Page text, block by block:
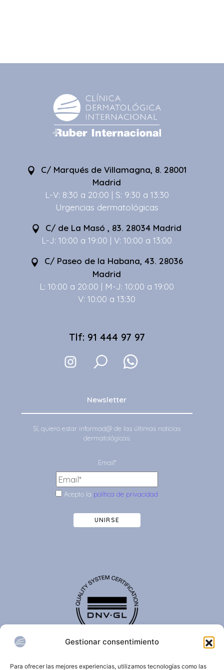
Gestionar consentimiento
Para ofrecer las mejores experiencias, utilizamos tecnologías como las
C/ Marqués de Villamagna, 8. 28001
Madrid
L-V: 8:30 a 20:00 | S: 9:30 a 13:30
Urgencias dermatológicas
C/ de La Masó , 83. 28034 Madrid
L-J: 10:00 a 19:00 | V: 10:00 a 13:00
C/ Paseo de la Habana, 43. 28036
Madrid
L: 10:00 a 20:00 | M-J: 10:00 a 19:00
V: 10:00 a 13:30
Tlf: 91 444 97 97
Newsletter
Sí, quiero estar informad@ de las últimas noticias
dermatológicas.
Email*
Acepto la política de privacidad
UNIRSE
internacionalmente y confirma que una organización